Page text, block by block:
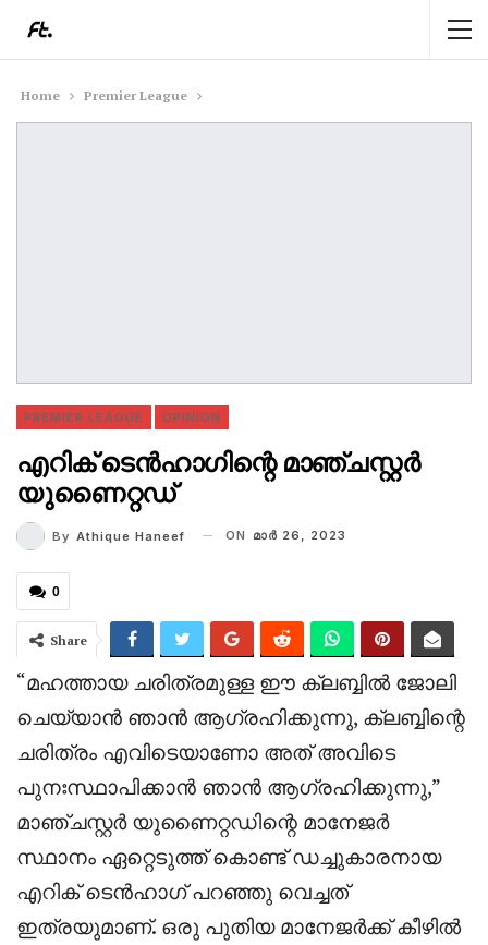
Home Premier League
PREMIER LEAGUE OPINION
എറിക് ടെൻഹാഗിന്റെ മാഞ്ചസ്റ്റർ
യുണൈറ്റഡ്
By Athique Haneef ON മാര്‍ 26, 2023
0
Share
“മഹത്തായ ചരിത്രമുള്ള ഈ ക്ലബ്ബിൽ ജോലി
ചെയ്യാൻ ഞാൻ ആഗ്രഹിക്കുന്നു, ക്ലബ്ബിന്റെ
ചരിത്രം എവിടെയാണോ അത് അവിടെ
പുനഃസ്ഥാപിക്കാൻ ഞാൻ ആഗ്രഹിക്കുന്നു,”
മാഞ്ചസ്റ്റർ യുണൈറ്റഡിന്റെ മാനേജർ
സ്ഥാനം ഏറ്റെടുത്ത് കൊണ്ട് ഡച്ചുകാരനായ
എറിക് ടെൻഹാഗ് പറഞ്ഞു വെച്ചത്
ഇത്രയുമാണ്. ഒരു പുതിയ മാനേജർക്ക് കീഴിൽ